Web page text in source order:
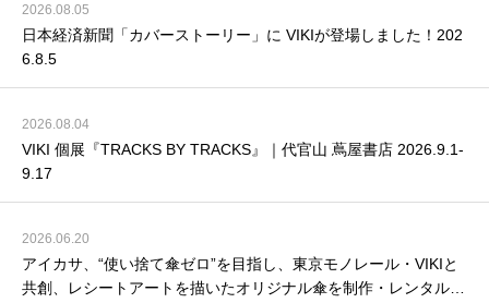
2026.08.05
日本経済新聞「カバーストーリー」に VIKIが登場しました！202
6.8.5
2026.08.04
VIKI 個展『TRACKS BY TRACKS』｜代官山 蔦屋書店 2026.9.1-
9.17
2026.06.20
アイカサ、“使い捨て傘ゼロ”を目指し、東京モノレール・VIKIと
共創、レシートアートを描いたオリジナル傘を制作・レンタル開